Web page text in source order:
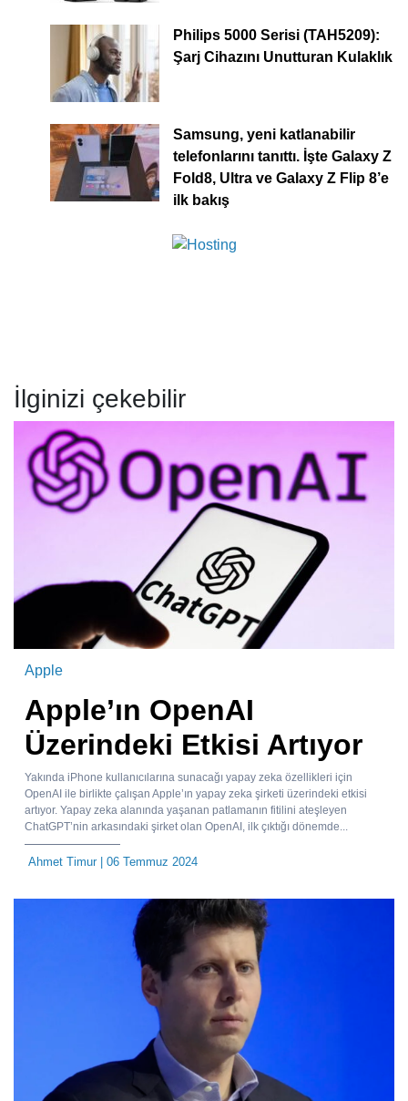
Philips 5000 Serisi (TAH5209):
Şarj Cihazını Unutturan Kulaklık
Samsung, yeni katlanabilir
telefonlarını tanıttı. İşte Galaxy Z
Fold8, Ultra ve Galaxy Z Flip 8’e
ilk bakış
İlginizi çekebilir
Apple
Apple’ın OpenAI
Üzerindeki Etkisi Artıyor
Yakında iPhone kullanıcılarına sunacağı yapay zeka özellikleri için
OpenAI ile birlikte çalışan Apple’ın yapay zeka şirketi üzerindeki etkisi
artıyor. Yapay zeka alanında yaşanan patlamanın fitilini ateşleyen
ChatGPT’nin arkasındaki şirket olan OpenAI, ilk çıktığı dönemde...
Ahmet Timur| 06 Temmuz 2024